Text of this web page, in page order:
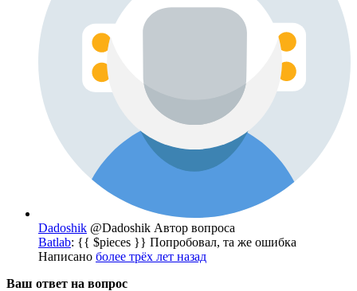
Dadoshik @Dadoshik Автор вопроса
Batlab: {{ $pieces }} Попробовал, та же ошибка
Написано более трёх лет назад
Ваш ответ на вопрос